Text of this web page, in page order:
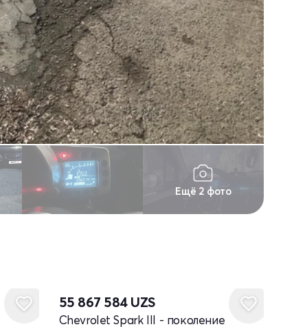
Ещё 2 фото
55 867 584 UZS
Chevrolet Spark III - поколение